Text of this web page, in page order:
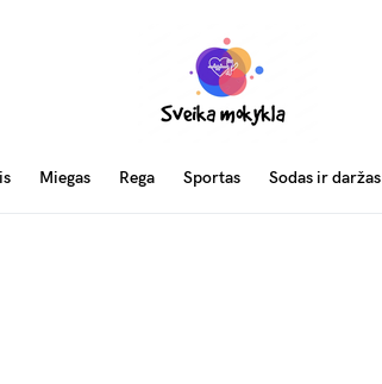
Miegas Rega Sportas Sodas ir daržas